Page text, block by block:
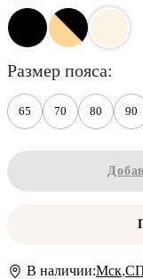
размер пояса
65 70 80 90
В наличии:Мск,